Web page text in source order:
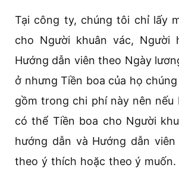
Tại công ty, chúng tôi chỉ lấy
cho Người khuân vác, Người
Hướng dẫn viên theo Ngày
ở nhưng Tiền boa của họ
gồm trong chi phí này nên nếu
có thể Tiền boa cho Người
hướng dẫn và Hướng dẫn
theo ý thích hoặc theo ý muốn.